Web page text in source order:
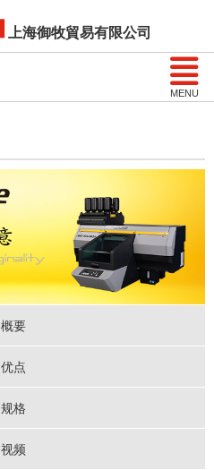
上海御牧貿易有限公司
MENU
概要
优点
规格
视频